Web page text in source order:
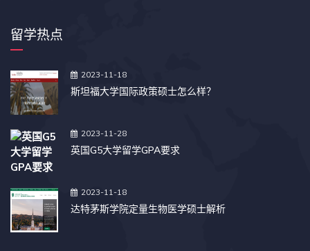
留学热点
2023-11-18
斯坦福大学国际政策硕士怎么样？
2023-11-28
英国G5大学留学GPA要求
2023-11-18
达特茅斯学院定量生物医学硕士解析